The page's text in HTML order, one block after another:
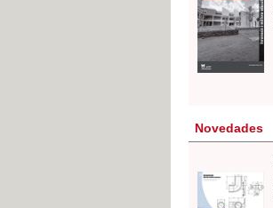
Novedades